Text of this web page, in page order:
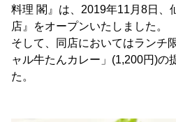
料理 閣』は、2019年11月8日、
店』をオープンいたしました。
そして、同店においてはランチ
ャル牛たんカレー」(1,200円)の
た。